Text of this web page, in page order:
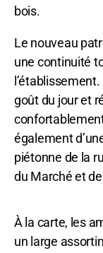
bois.
Le nouveau
une continuité
goût du jour et
également
piétonne de la
du Marché et
À la carte, les
un large